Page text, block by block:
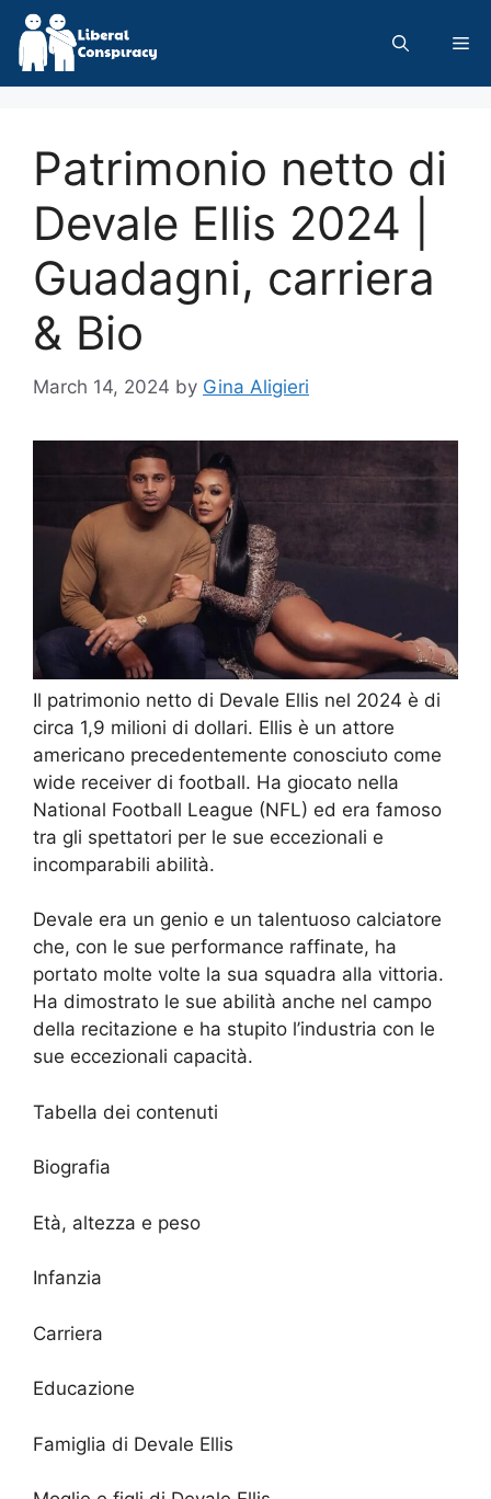
Skip
content
Patrimonio netto di
Devale Ellis 2024 |
Guadagni, carriera
& Bio
March 14, 2024 by Gina Aligieri
Il patrimonio netto di Devale Ellis nel 2024 è di
circa 1,9 milioni di dollari. Ellis è un attore
americano precedentemente conosciuto come
wide receiver di football. Ha giocato nella
National Football League (NFL) ed era famoso
tra gli spettatori per le sue eccezionali e
incomparabili abilità.
Devale era un genio e un talentuoso calciatore
che, con le sue performance raffinate, ha
portato molte volte la sua squadra alla vittoria.
Ha dimostrato le sue abilità anche nel campo
della recitazione e ha stupito l’industria con le
sue eccezionali capacità.
Tabella dei contenuti
Biografia
Età, altezza e peso
Infanzia
Carriera
Educazione
Famiglia di Devale Ellis